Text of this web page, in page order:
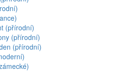
(přírodní)
(přírodní)
(přírodní)